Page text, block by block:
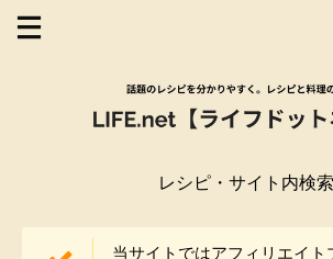
レシピ・サイト内検索
当サイトではアフィリエイト